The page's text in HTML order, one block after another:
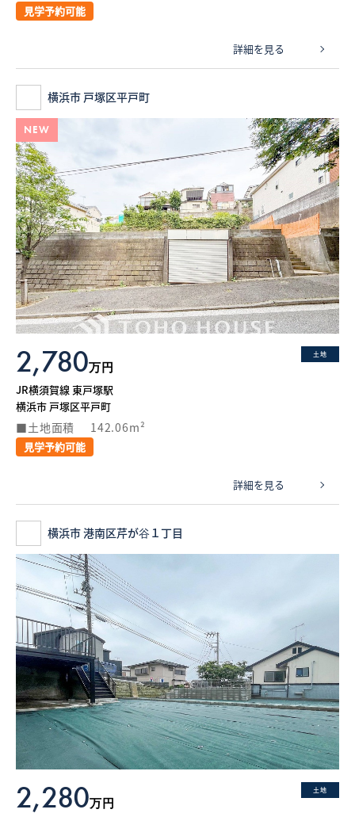
見学予約可能
詳細を見る
横浜市 戸塚区平戸町
NEW
土地
2,780万円
JR横須賀線 東戸塚駅
横浜市 戸塚区平戸町
土地面積 142.06m²
見学予約可能
詳細を見る
横浜市 港南区芹が谷１丁目
土地
2,280万円